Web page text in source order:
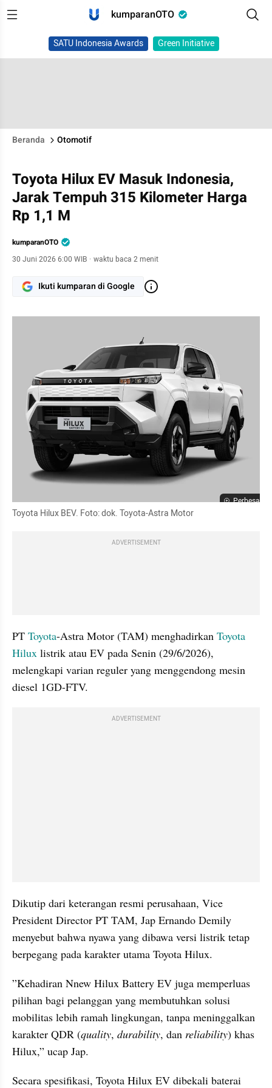
kumparanOTO
SATU Indonesia Awards Green Initiative
Beranda Otomotif
Toyota Hilux EV Masuk Indonesia,
Jarak Tempuh 315 Kilometer Harga
Rp 1,1 M
kumparanOTO
30 Juni 2026 6:00 WIB · waktu baca 2 menit
Ikuti kumparan di Google
Perbesar
Toyota Hilux BEV. Foto: dok. Toyota-Astra Motor
ADVERTISEMENT
PT Toyota-Astra Motor (TAM) menghadirkan Toyota
Hilux listrik atau EV pada Senin (29/6/2026),
melengkapi varian reguler yang menggendong mesin
diesel 1GD-FTV.
ADVERTISEMENT
Dikutip dari keterangan resmi perusahaan, Vice
President Director PT TAM, Jap Ernando Demily
menyebut bahwa nyawa yang dibawa versi listrik tetap
berpegang pada karakter utama Toyota Hilux.
”Kehadiran Nnew Hilux Battery EV juga memperluas
pilihan bagi pelanggan yang membutuhkan solusi
mobilitas lebih ramah lingkungan, tanpa meninggalkan
karakter QDR (quality, durability, dan reliability) khas
Hilux,” ucap Jap.
Secara spesifikasi, Toyota Hilux EV dibekali baterai